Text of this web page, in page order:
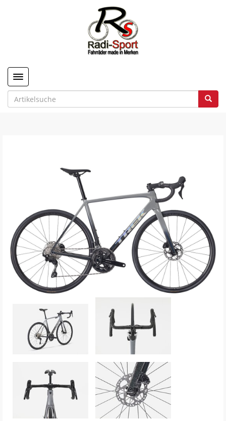
Toggle navigation